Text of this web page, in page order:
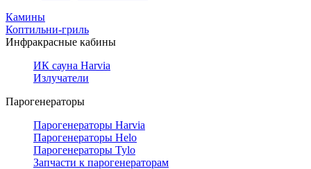
Камины
Коптильни-гриль
Инфракрасные кабины
ИК сауна Harvia
Излучатели
Парогенераторы
Парогенераторы Harvia
Парогенераторы Helo
Парогенераторы Tylo
Запчасти к парогенераторам